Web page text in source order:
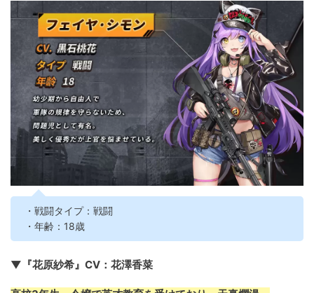
・戦闘タイプ：戦闘
・年齢：18歳
▼『花原紗希』CV：花澤香菜